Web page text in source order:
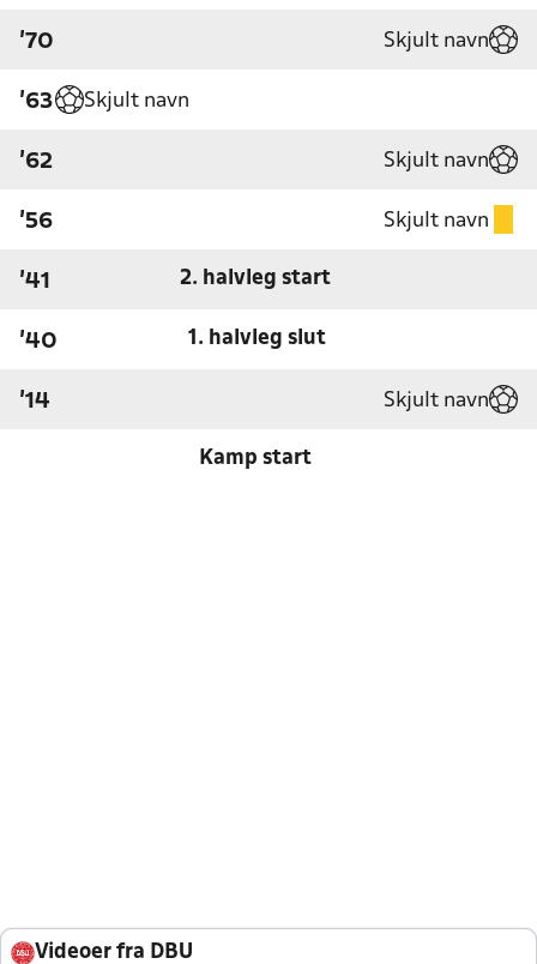
'70 Skjult navn
'63 Skjult navn
'62 Skjult navn
'56 Skjult navn
'41 2. halvleg start
'40 1. halvleg slut
'14 Skjult navn
Kamp start
Videoer fra DBU